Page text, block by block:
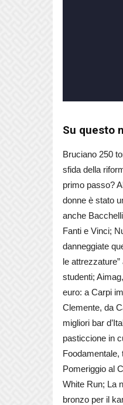
Su questo
Bruciano 250
sfida della
primo passo?
donne è stato
anche
Fanti e Vinci;
danneggiate
le
studenti;
euro: a Carpi
Clemente, da
migliori bar
pasticcione in
Foodamentale,
Pomeriggio al
White Run; La
bronzo per il